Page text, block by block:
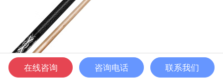
在线咨询 咨询电话 联系我们